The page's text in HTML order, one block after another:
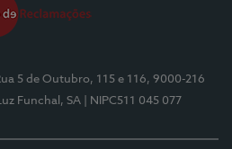
5 de Outubro, 115 e 116, 9000-216
Funchal, SA | NIPC511 045 077